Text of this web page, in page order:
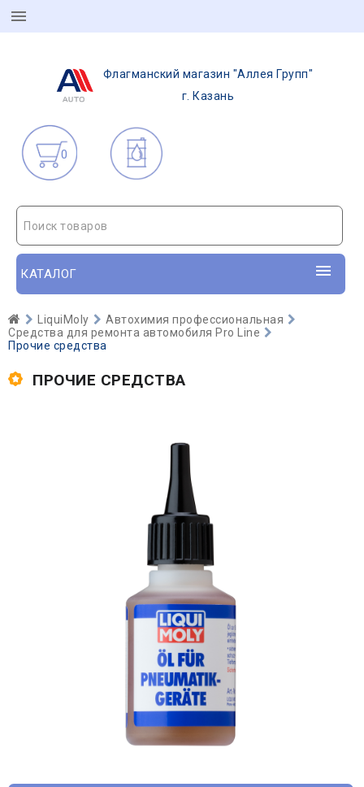
Флагманский магазин "Аллея Групп"
г. Казань
0
Поиск товаров
КАТАЛОГ
LiquiMoly
Автохимия профессиональная
Средства для ремонта автомобиля Pro Line
Прочие средства
ПРОЧИЕ СРЕДСТВА